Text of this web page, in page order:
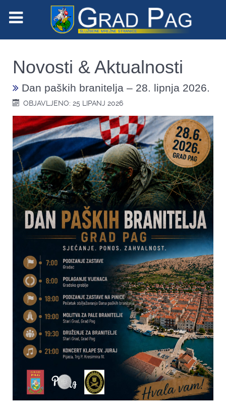
Novosti & Aktualnosti
Dan paških branitelja – 28. lipnja 2026.
OBJAVLJENO: 25 LIPANJ 2026